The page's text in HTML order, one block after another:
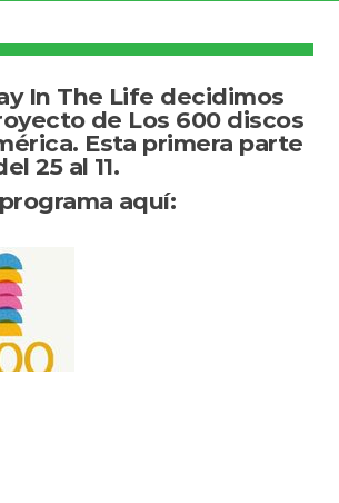
Music Radio
In The Life decidimos
de Los 600 discos
Esta primera parte
25 al 11.
aquí: